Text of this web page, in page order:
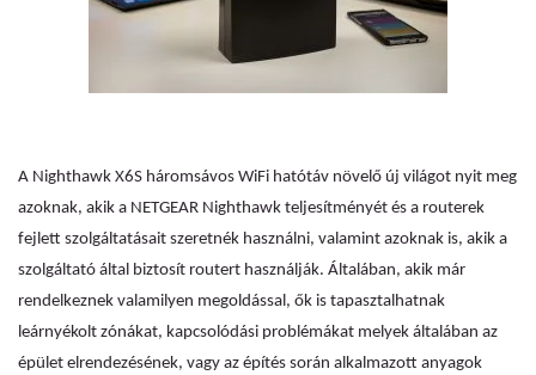
A Nighthawk X6S háromsávos WiFi hatótáv növelő új világot nyit meg
azoknak, akik a NETGEAR Nighthawk teljesítményét és a routerek
fejlett szolgáltatásait szeretnék használni, valamint azoknak is, akik a
szolgáltató által biztosít routert használják. Általában, akik már
rendelkeznek valamilyen megoldással, ők is tapasztalhatnak
leárnyékolt zónákat, kapcsolódási problémákat melyek általában az
épület elrendezésének, vagy az építés során alkalmazott anyagok